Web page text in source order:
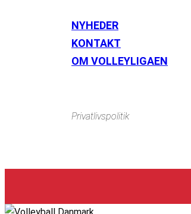
NYHEDER
KONTAKT
OM VOLLEYLIGAEN
Privatlivspolitik